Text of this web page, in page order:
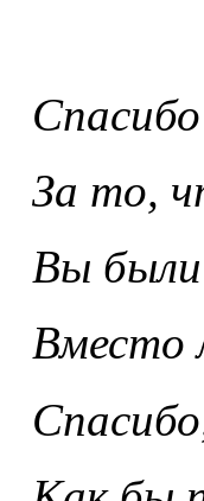
За то,
Вы
Вместо